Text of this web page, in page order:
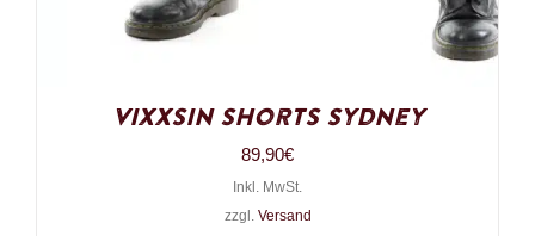
Vixxsin Shorts Sydney
89,90€
Inkl. MwSt.
zzgl. Versand